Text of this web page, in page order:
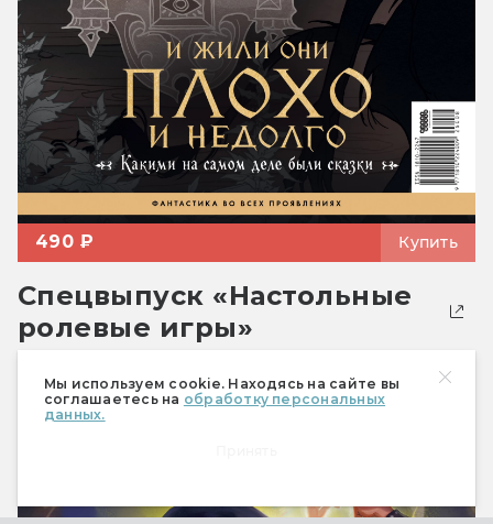
Мы используем cookie. Находясь на сайте вы
соглашаетесь на обработку персональных
данных.
490 ₽ Купить
Спецвыпуск «Настольные
ролевые игры»